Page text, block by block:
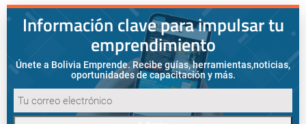
Información clave para impulsar tu
emprendimiento
Únete a Bolivia Emprende. Recibe guías, herramientas,noticias,
oportunidades de capacitación y más.